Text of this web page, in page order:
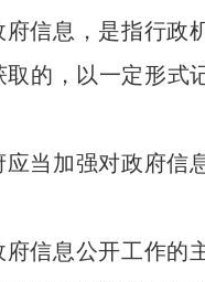
府信息，是指行政
的，以一定形式
当加强对政府信
信息公开工作的